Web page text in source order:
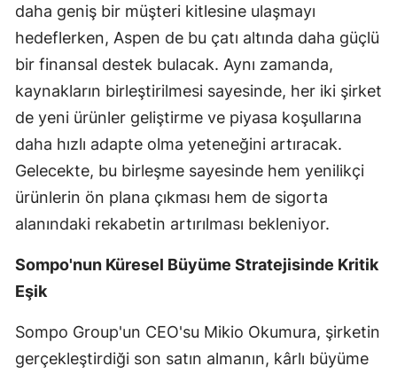
Samsun
Siirt
Sinop
Sivas
Tekirdağ
Uşak
daha geniş bir müşteri kitlesine ulaşmayı
hedeflerken, Aspen de bu çatı altında daha güçlü
bir finansal destek bulacak. Aynı zamanda,
kaynakların birleştirilmesi sayesinde, her iki şirket
de yeni ürünler geliştirme ve piyasa koşullarına
daha hızlı adapte olma yeteneğini artıracak.
Gelecekte, bu birleşme sayesinde hem yenilikçi
ürünlerin ön plana çıkması hem de sigorta
alanındaki rekabetin artırılması bekleniyor.
Sompo'nun Küresel Büyüme Stratejisinde Kritik
Eşik
Sompo Group'un CEO'su Mikio Okumura, şirketin
gerçekleştirdiği son satın almanın, kârlı büyüme